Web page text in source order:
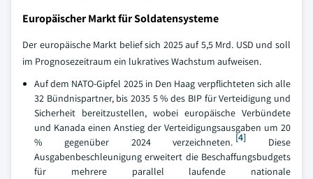
Europäischer Markt für Soldatensysteme
Der europäische Markt belief sich 2025 auf 5,5 Mrd. USD und soll
im Prognosezeitraum ein lukratives Wachstum aufweisen.
Auf dem NATO-Gipfel 2025 in Den Haag verpflichteten sich alle
32 Bündnispartner, bis 2035 5 % des BIP für Verteidigung und
Sicherheit bereitzustellen, wobei europäische Verbündete
und Kanada einen Anstieg der Verteidigungsausgaben um 20
% gegenüber 2024 verzeichneten. [4] Diese
Ausgabenbeschleunigung erweitert die Beschaffungsbudgets
für mehrere parallel laufende nationale